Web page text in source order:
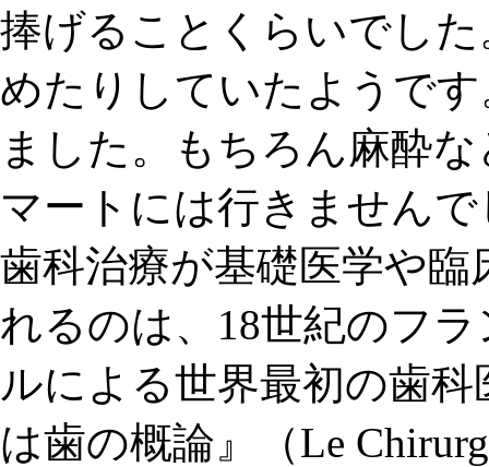
捧げる ことくらいでし
めたりしていたようです
ました。もちろん麻酔
マートには行きません
歯科治療が基礎医学や
れるのは、18世紀のフ
ルによる世界最初の歯
は歯の概論』（Le